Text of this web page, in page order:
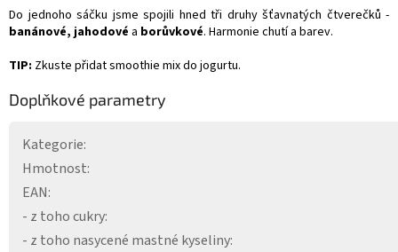
Do jednoho sáčku jsme spojili hned tři druhy šťavnatých čtverečků -
banánové, jahodové a borůvkové. Harmonie chutí a barev.
TIP: Zkuste přidat smoothie mix do jogurtu.
Doplňkové parametry
Kategorie:
Hmotnost:
EAN:
- z toho cukry:
- z toho nasycené mastné kyseliny: